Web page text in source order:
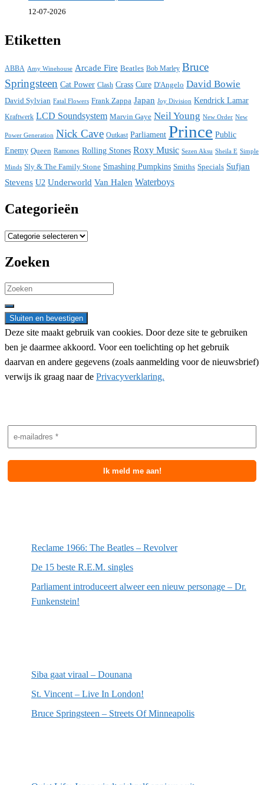
12-07-2026
Etiketten
ABBA Amy Winehouse Arcade Fire Beatles Bob Marley Bruce
Springsteen Cat Power Clash Crass Cure D'Angelo David Bowie
David Sylvian Fatal Flowers Frank Zappa Japan Joy Division Kendrick Lamar
Kraftwerk LCD Soundsystem Marvin Gaye Neil Young New Order New
Power Generation Nick Cave Outkast Parliament Prince Public
Enemy Queen Ramones Rolling Stones Roxy Music Sezen Aksu Sheila E Simple
Minds Sly & The Family Stone Smashing Pumpkins Smiths Specials Sufjan
Stevens U2 Underworld Van Halen Waterboys
Categorieën
Categorieën
Zoeken
Search
for:
Deze site maakt gebruik van cookies. Door deze site te gebruiken
ben je daarmee akkoord. Voor een toelichting op het gebruik
daarvan en andere gegevens (zoals aanmelding voor de nieuwsbrief)
verwijs ik graag naar de Privacyverklaring.
Reclame 1966: The Beatles – Revolver
De 15 beste R.E.M. singles
Parliament introduceert alweer een nieuw personage – Dr.
Funkenstein!
Siba gaat viraal – Dounana
St. Vincent – Live In London!
Bruce Springsteen – Streets Of Minneapolis